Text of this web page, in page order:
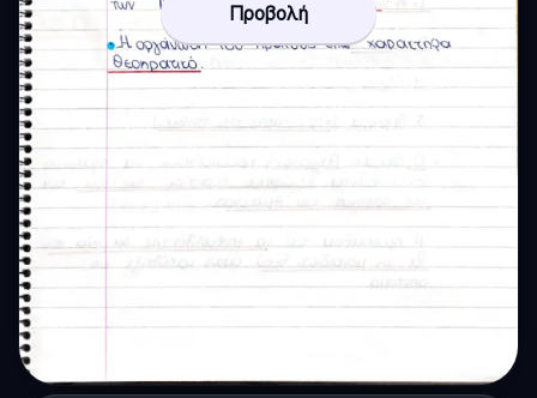
Προβολή